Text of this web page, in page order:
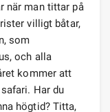
när man tittar på
villigt båtar,
som
och alla
kommer att
Har du
högtid? Titta,